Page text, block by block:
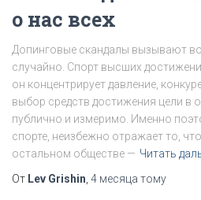
о нас всех
Допинговые скандалы вызывают
случайно. Спорт высших
он концентрирует давление,
выбор средств достижения цели в
публично и измеримо. Именно
спорте, неизбежно отражает то,
остальном обществе — Читать
От Lev Grishin 4 месяца тому